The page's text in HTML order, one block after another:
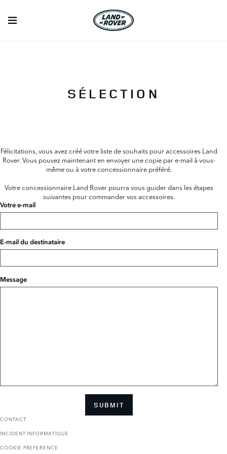
SÉLECTION
Félicitations, vous avez créé votre liste de souhaits pour accessoires Land
Rover. Vous pouvez maintenant en envoyer une copie par e-mail à vous-
même ou à votre concessionnaire préféré.
Votre concessionnaire Land Rover pourra vous guider dans les étapes
suivantes pour commander vos accessoires.
Votre e-mail
E-mail du destinataire
Message
SUBMIT
CONTACT
INCIDENT INFORMATIQUE
COOKIE PREFERENCE